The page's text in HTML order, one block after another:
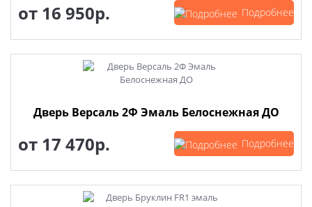
от 16 950р. Подробнее
Дверь Версаль 2Ф Эмаль Белоснежная ДО
от 17 470р. Подробнее